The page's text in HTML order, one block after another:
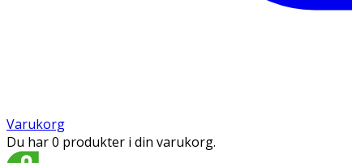
Varukorg
Du har 0 produkter i din varukorg.